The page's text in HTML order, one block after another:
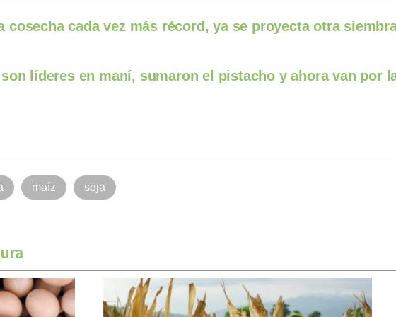
cosecha cada vez más récord, ya se proyecta otra
líderes en maní, sumaron el pistacho y ahora van por
maíz soja